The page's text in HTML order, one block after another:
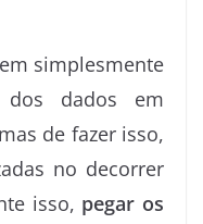
simplesmente
dos dados em
de fazer isso,
no decorrer
isso, pegar os